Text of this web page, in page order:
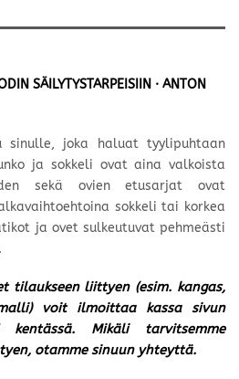
SÄILYTYSTARPEISIIN · ANTON
sinulle, joka haluat tyylipuhtaan
ja sokkeli ovat aina valkoista
sekä ovien etusarjat ovat
sokkeli tai korkea
ja ovet sulkeutuvat pehmeästi
tilaukseen liittyen (esim. kangas,
voit ilmoittaa kassa sivun
kentässä. Mikäli tarvitsemme
otamme sinuun yhteyttä.